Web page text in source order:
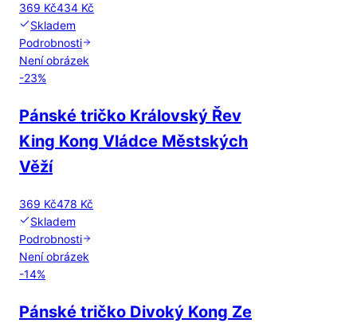
369 Kč434 Kč
Skladem
Podrobnosti
Není obrázek
-23%
Pánské tričko Královský Řev
King Kong Vládce Městských
Věží
369 Kč478 Kč
Skladem
Podrobnosti
Není obrázek
-14%
Pánské tričko Divoký Kong Ze